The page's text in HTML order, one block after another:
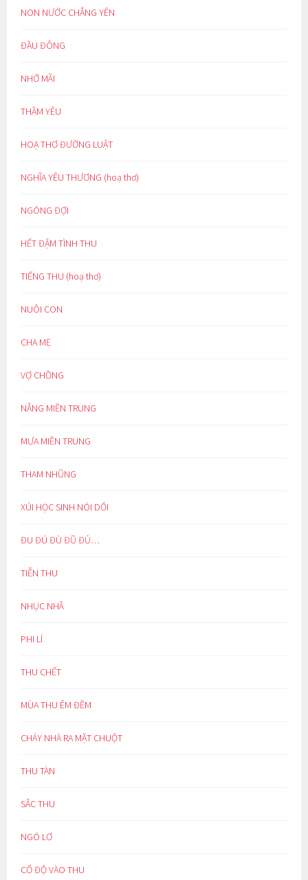
NON NƯỚC CHẲNG YÊN
ĐẦU ĐÔNG
NHỚ MÃI
THẦM YÊU
HOẠ THƠ ĐƯỜNG LUẬT
NGHĨA YÊU THƯƠNG (hoạ thơ)
NGÓNG ĐỢI
HẾT ĐẬM TÌNH THU
TIẾNG THU (hoạ thơ)
NUÔI CON
CHA MẸ
VỢ CHỒNG
NẮNG MIỀN TRUNG
MƯA MIỀN TRUNG
THAM NHŨNG
XÚI HỌC SINH NÓI DỐI
ĐU ĐÚ ĐÙ ĐŨ ĐỦ…
TIỄN THU
NHỤC NHÃ
PHI LÍ
THU CHẾT
MÙA THU ÊM ĐỀM
CHÁY NHÀ RA MẶT CHUỘT
THU TÀN
SẮC THU
NGÓ LƠ
CỔ ĐỘ VÀO THU